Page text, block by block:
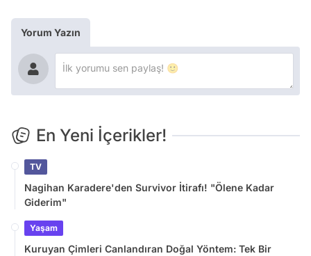
Yorum Yazın
En Yeni İçerikler!
TV
Nagihan Karadere'den Survivor İtirafı! "Ölene Kadar
Giderim"
Yaşam
Kuruyan Çimleri Canlandıran Doğal Yöntem: Tek Bir